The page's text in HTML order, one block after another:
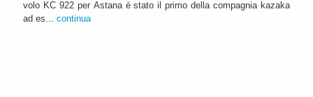
volo KC 922 per Astana è stato il primo della compagnia kazaka
ad es... continua